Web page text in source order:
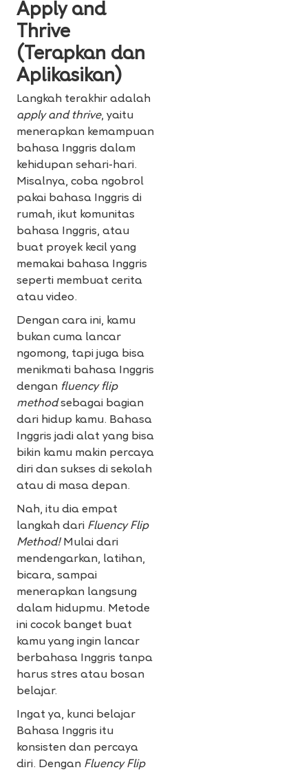
Apply and
Thrive
(Terapkan dan
Aplikasikan)
Langkah terakhir adalah
apply and thrive, yaitu
menerapkan kemampuan
bahasa Inggris dalam
kehidupan sehari-hari.
Misalnya, coba ngobrol
pakai bahasa Inggris di
rumah, ikut komunitas
bahasa Inggris, atau
buat proyek kecil yang
memakai bahasa Inggris
seperti membuat cerita
atau video.
Dengan cara ini, kamu
bukan cuma lancar
ngomong, tapi juga bisa
menikmati bahasa Inggris
dengan fluency flip
methodsebagai bagian
dari hidup kamu. Bahasa
Inggris jadi alat yang bisa
bikin kamu makin percaya
diri dan sukses di sekolah
atau di masa depan.
Nah, itu dia empat
langkah dari Fluency Flip
Method!Mulai dari
mendengarkan, latihan,
bicara, sampai
menerapkan langsung
dalam hidupmu. Metode
ini cocok banget buat
kamu yang ingin lancar
berbahasa Inggris tanpa
harus stres atau bosan
belajar.
Ingat ya, kunci belajar
Bahasa Inggris itu
konsisten dan percaya
diri. Dengan Fluency Flip